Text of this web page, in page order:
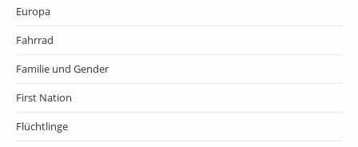
Europa
Fahrrad
Familie und Gender
First Nation
Flüchtlinge